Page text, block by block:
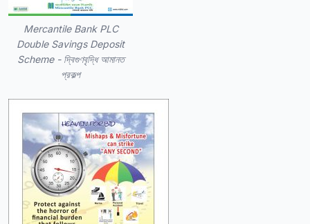
Mercantile Bank PLC
Double Savings Deposit
Scheme - দ্বিগুণবৃদ্ধি আমানত
প্রকল্প